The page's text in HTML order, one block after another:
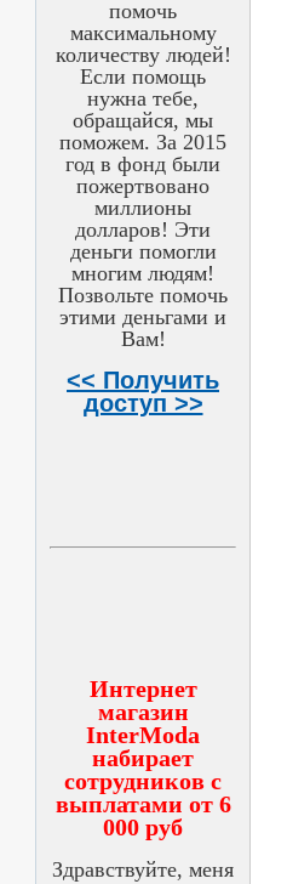
помочь
максимальному
количеству людей!
Если помощь
нужна тебе,
обращайся, мы
поможем. За 2015
год в фонд были
пожертвовано
миллионы
долларов! Эти
деньги помогли
многим людям!
Позвольте помочь
этими деньгами и
Вам!
<< Получить
доступ >>
Интернет
магазин
InterModa
набирает
сотрудников с
выплатами от 6
000 руб
Здравствуйте, меня